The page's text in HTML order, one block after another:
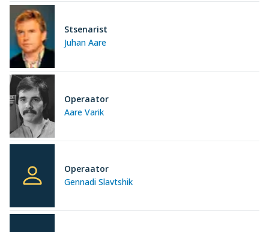
Juhan Aare
Stsenarist
Aare Varik
Operaator
Gennadi Slavtshik
Operaator